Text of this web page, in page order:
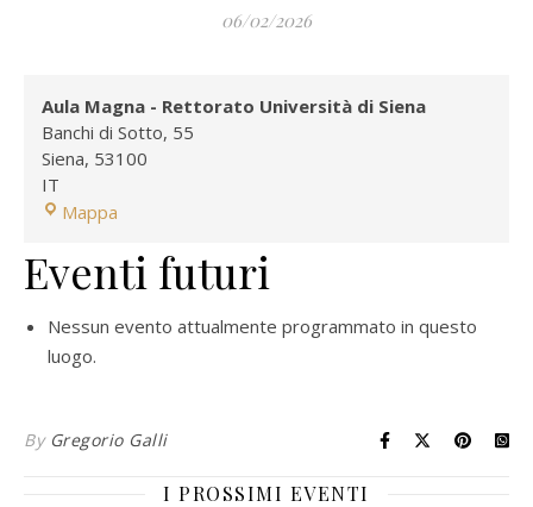
06/02/2026
Aula Magna - Rettorato Università di Siena
Banchi di Sotto, 55
Siena, 53100
IT
Mappa
Eventi futuri
Nessun evento attualmente programmato in questo
luogo.
By Gregorio Galli
I PROSSIMI EVENTI